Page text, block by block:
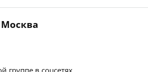
Москва
в соцсетях.